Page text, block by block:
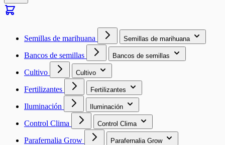
Semillas de marihuana Semillas de marihuana
Bancos de semillas Bancos de semillas
Cultivo Cultivo
Fertilizantes Fertilizantes
Iluminación Iluminación
Control Clima Control Clima
Parafernalia Grow Parafernalia Grow